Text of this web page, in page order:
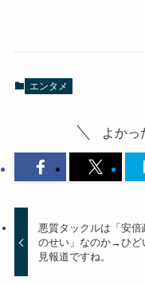
エンタメ
よかっ
悪質タックルは「安倍
のせい」なのか→ひど
見報道ですね。